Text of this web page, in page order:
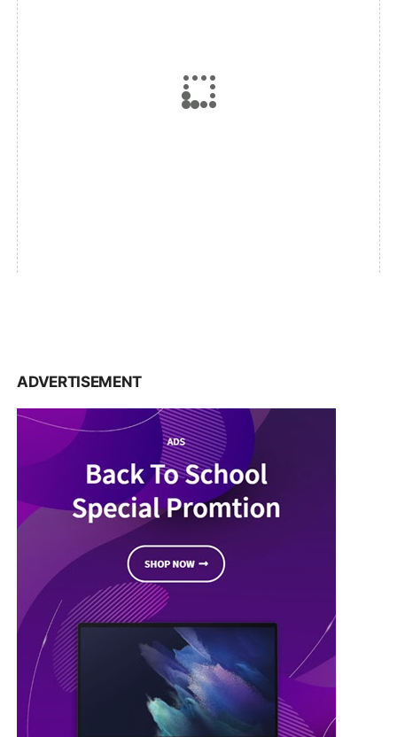
ADVERTISEMENT